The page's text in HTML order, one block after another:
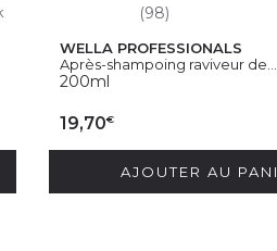
(98)
WELLA PROFESSIONALS
Après-shampoing raviveur de...
200ml
19,70€
AJOUTER AU